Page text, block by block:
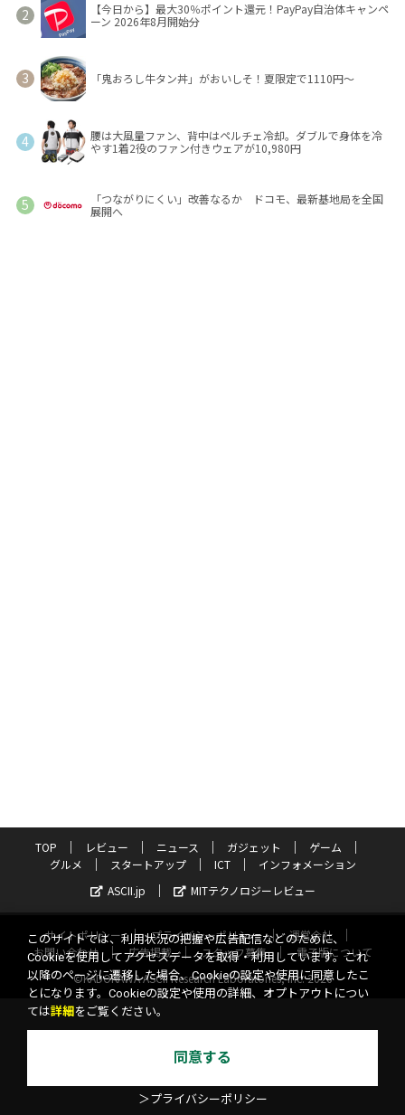
【今日から】最大30％ポイント還元！PayPay自治体キャンペ
ーン 2026年8月開始分
「鬼おろし牛タン丼」がおいしそ！夏限定で1110円～
腰は大風量ファン、背中はペルチェ冷却。ダブルで身体を冷
やす1着2役のファン付きウェアが10,980円
「つながりにくい」改善なるか ドコモ、最新基地局を全国
展開へ
TOP レビュー ニュース ガジェット
ゲーム
グルメ
スタートアップ ICT
インフォメーション
ASCII.jp
MITテクノロジーレビュー
サイトポリシー プライバシーポリシー
運営会社
お問い合わせ
広告掲載 スタッフ募集
電子版について
©KADOKAWA ASCII Research Laboratories, Inc. 2026
このサイトでは、利用状況の把握や広告配信などのために、
Cookieを使用してアクセスデータを取得・利用しています。これ
以降のページに遷移した場合、Cookieの設定や使用に同意したこ
とになります。Cookieの設定や使用の詳細、オプトアウトについ
ては詳細 をご覧ください。
同意する
＞プライバシーポリシー